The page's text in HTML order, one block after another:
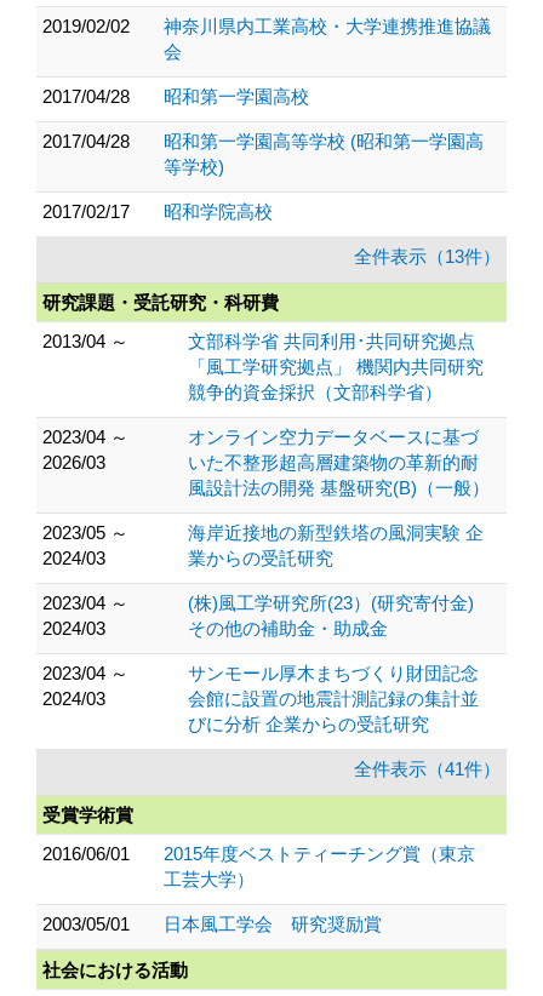
2019/02/02
神奈川県内工業高校・大学連携推進協議
会
2017/04/28 昭和第一学園高校
2017/04/28
昭和第一学園高等学校 (昭和第一学園高
等学校)
2017/02/17 昭和学院高校
全件表示（13件）
研究課題・受託研究・科研費
2013/04 ～
文部科学省 共同利用･共同研究拠点
「風工学研究拠点」 機関内共同研究
競争的資金採択（文部科学省）
2023/04 ～
2026/03
オンライン空力データベースに基づ
いた不整形超高層建築物の革新的耐
風設計法の開発 基盤研究(B)（一般）
2023/05 ～
2024/03
海岸近接地の新型鉄塔の風洞実験 企
業からの受託研究
2023/04 ～
2024/03
(株)風工学研究所(23）(研究寄付金)
その他の補助金・助成金
2023/04 ～
2024/03
サンモール厚木まちづくり財団記念
会館に設置の地震計測記録の集計並
びに分析 企業からの受託研究
全件表示（41件）
受賞学術賞
2016/06/01
2015年度ベストティーチング賞（東京
工芸大学）
2003/05/01 日本風工学会 研究奨励賞
社会における活動